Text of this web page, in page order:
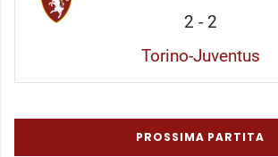
2 - 2
Torino-Juventus
PROSSIMA PARTITA